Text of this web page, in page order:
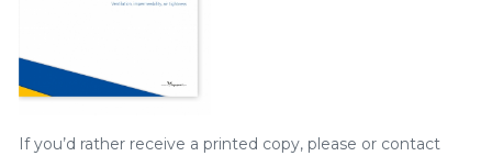
If you’d rather receive a printed copy, please or contact